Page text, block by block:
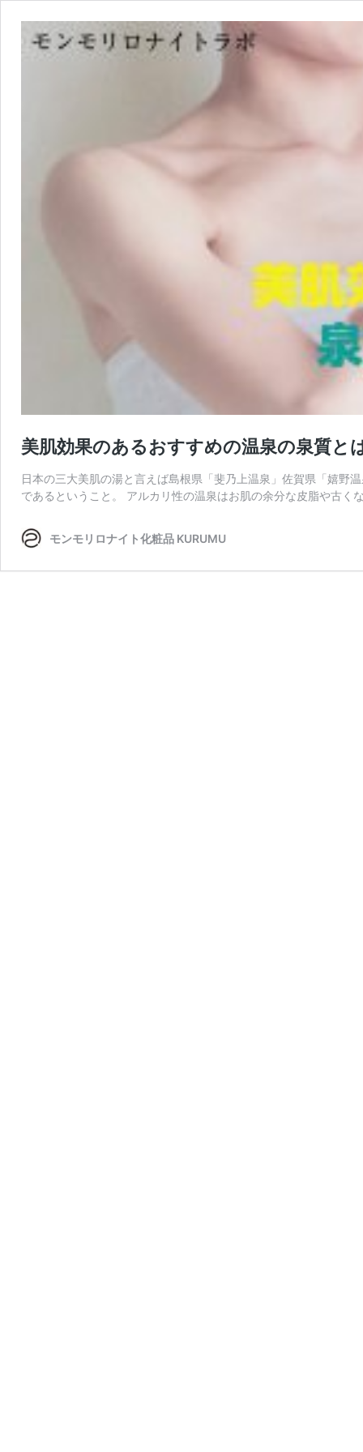
美肌効果のあるおすすめの温泉の泉質と
日本の三大美肌の湯と言えば島根県「斐乃上温泉」佐賀県「嬉野
であるということ。 アルカリ性の温泉はお肌の余分な皮脂や古
モンモリロナイト化粧品 KURUMU